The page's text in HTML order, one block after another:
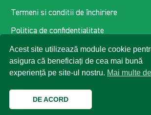
Termeni si conditii de închiriere
Politica de confidentialitate
Politica de cookie-uri
Acest site utilizează module cookie
asigura că beneficiați de cea mai bună
experiență pe site-ul nostru. Mai multe
DE ACORD